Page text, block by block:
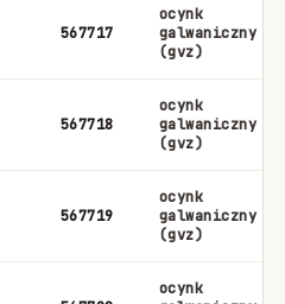
567717
ocynk
galwaniczny
(gvz)
567718
ocynk
galwaniczny
(gvz)
567719
ocynk
galwaniczny
(gvz)
ocynk